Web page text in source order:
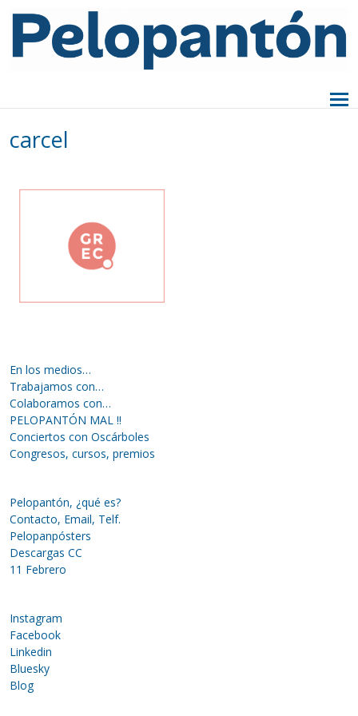
carcel
En los medios…
Trabajamos con…
Colaboramos con…
PELOPANTÓN MAL !!
Conciertos con Oscárboles
Congresos, cursos, premios
Pelopantón, ¿qué es?
Contacto, Email, Telf.
Pelopanpósters
Descargas CC
11 Febrero
Instagram
Facebook
Linkedin
Bluesky
Blog